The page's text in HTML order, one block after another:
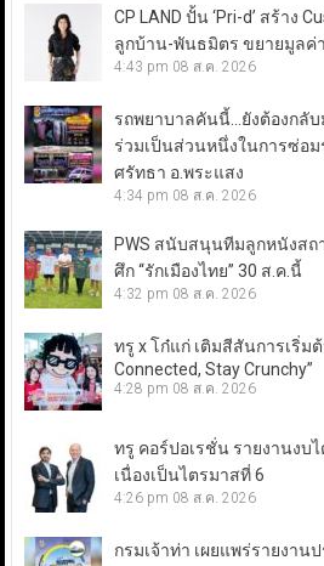
CP LAND ปั้น ‘Pri-d’ สร้าง
ลูกบ้าน-พันธมิตร ขยายมูลค่
4:43 pm 08 ส.ค. 2026
รถพยาบาลคันนี้…ยังต้องกลั
ร่วมเป็นส่วนหนึ่งในการซ่อ
ศรัทธา อ.พระแสง
4:34 pm 08 ส.ค. 2026
PWS สนับสนุนทีมลูกหนังสถ
ศึก “รักเมืองไทย” 30 ส.ค.นี้
4:32 pm 08 ส.ค. 2026
ทรู x โก๋แก่ เติมสีสันการเริ่ม
Connected, Stay Crunchy”
4:28 pm 08 ส.ค. 2026
ทรู คอร์ปอเรชั่น รายงานงบ
เนื่องเป็นไตรมาสที่ 6
4:26 pm 08 ส.ค. 2026
กรมเจ้าท่า เผยแพร่รายงาน